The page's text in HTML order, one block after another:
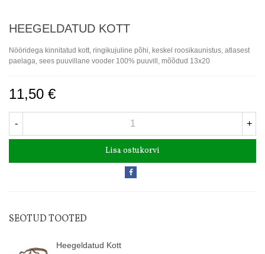
HEEGELDATUD KOTT
Nööridega kinnitatud kott, ringikujuline põhi, keskel roosikaunistus, atlasest
paelaga, sees puuvillane vooder 100% puuvill, mõõdud 13x20
11,50 €
- +
Lisa ostukorvi
SEOTUD TOOTED
Heegeldatud Kott